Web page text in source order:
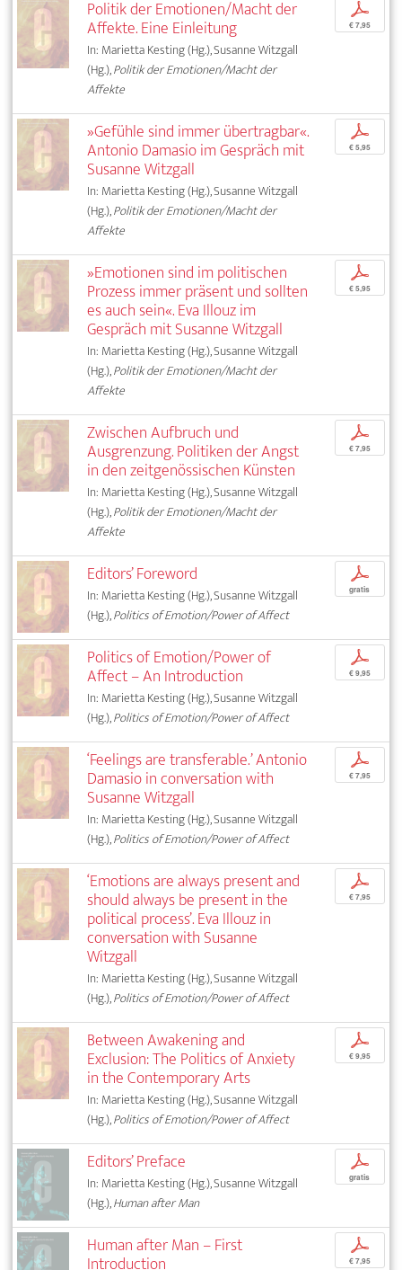
Politik der Emotionen/Macht der
Affekte. Eine Einleitung
In: Marietta Kesting (Hg.), Susanne Witzgall
(Hg.),Politik der Emotionen/Macht der
Affekte
p
€ 7,95
»Gefühle sind immer übertragbar«.
Antonio Damasio im Gespräch mit
Susanne Witzgall
In: Marietta Kesting (Hg.), Susanne Witzgall
(Hg.),Politik der Emotionen/Macht der
Affekte
p
€ 5,95
»Emotionen sind im politischen
Prozess immer präsent und sollten
es auch sein«. Eva Illouz im
Gespräch mit Susanne Witzgall
In: Marietta Kesting (Hg.), Susanne Witzgall
(Hg.),Politik der Emotionen/Macht der
Affekte
p
€ 5,95
Zwischen Aufbruch und
Ausgrenzung. Politiken der Angst
in den zeitgenössischen Künsten
In: Marietta Kesting (Hg.), Susanne Witzgall
(Hg.),Politik der Emotionen/Macht der
Affekte
p
€ 7,95
Editors’ Foreword
In: Marietta Kesting (Hg.), Susanne Witzgall
(Hg.),Politics of Emotion/Power of Affect
p
gratis
Politics of Emotion/Power of
Affect – An Introduction
In: Marietta Kesting (Hg.), Susanne Witzgall
(Hg.),Politics of Emotion/Power of Affect
p
€ 9,95
‘Feelings are transferable.’ Antonio
Damasio in conversation with
Susanne Witzgall
In: Marietta Kesting (Hg.), Susanne Witzgall
(Hg.),Politics of Emotion/Power of Affect
p
€ 7,95
‘Emotions are always present and
should always be present in the
political process’. Eva Illouz in
conversation with Susanne
Witzgall
In: Marietta Kesting (Hg.), Susanne Witzgall
(Hg.),Politics of Emotion/Power of Affect
p
€ 7,95
Between Awakening and
Exclusion: The Politics of Anxiety
in the Contemporary Arts
In: Marietta Kesting (Hg.), Susanne Witzgall
(Hg.),Politics of Emotion/Power of Affect
p
€ 9,95
Editors’ Preface
In: Marietta Kesting (Hg.), Susanne Witzgall
(Hg.),Human after Man
p
gratis
Human after Man – First
Introduction
p
€ 7,95